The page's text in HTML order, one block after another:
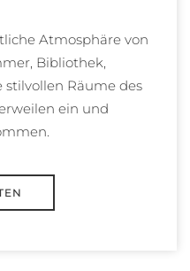
Atmosphäre von
Bibliothek,
stilvollen Räume des
ein und